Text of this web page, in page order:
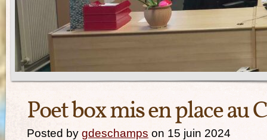
Poet box mis en place au
Posted by gdeschamps on 15 juin 2024